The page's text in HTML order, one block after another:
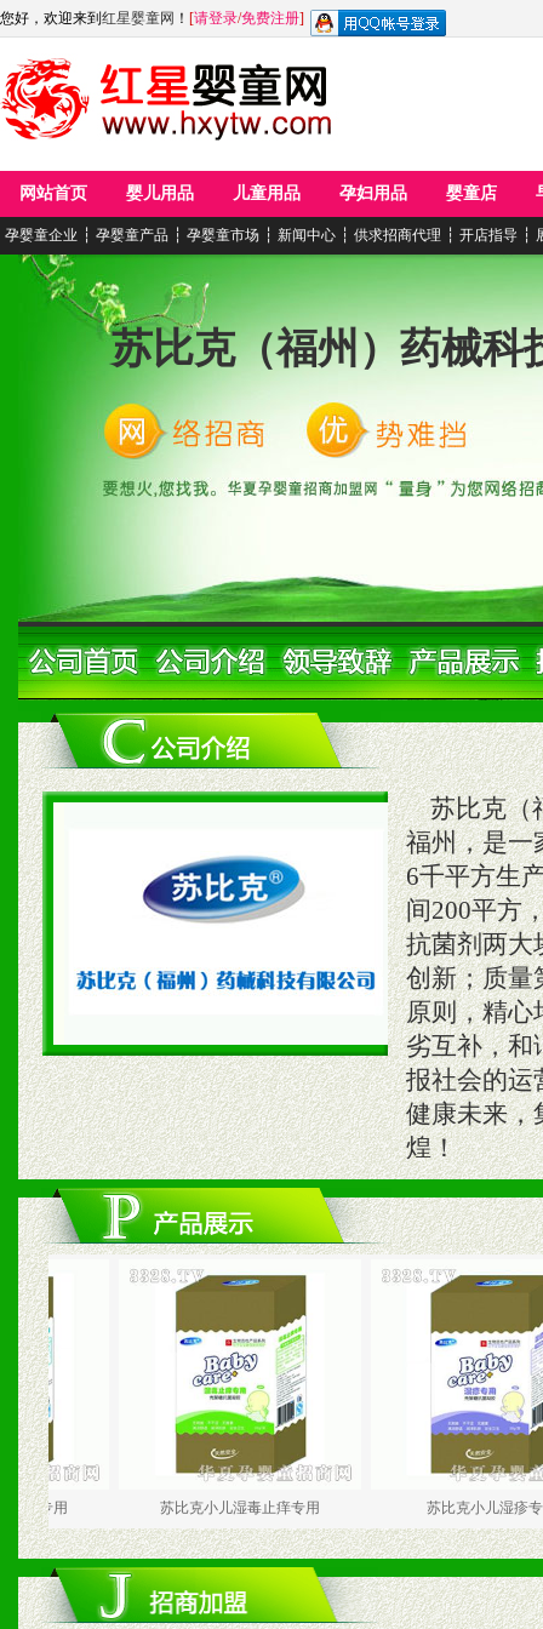
您好，欢迎来到 红星婴童网 ！ [请登录/免费注册]
网站首页 婴儿用品 儿童用品 孕妇用品 婴童店
孕婴童企业 ┆ 孕婴童产品 ┆ 孕婴童市场 ┆ 新闻中心 ┆ 供求招商代理 ┆ 开店指导 ┆
苏比克（福州）药械科
苏比克（
福州，是一
6千平方生
间200平方
抗菌剂两大
创新；质量
原则，精心
劣互补，和
报社会的运
健康未来，
煌！
苏比克小儿湿毒止痒专用 苏比克小儿湿疹专用